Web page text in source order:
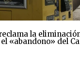
la
«abandono» del